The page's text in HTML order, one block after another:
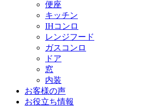
便座
キッチン
IHコンロ
レンジフード
ガスコンロ
ドア
窓
内装
お客様の声
お役立ち情報